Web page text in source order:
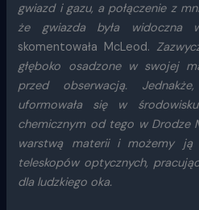
gwiazd i gazu, a połączenie z
że gwiazda była widoczna
skomentowała McLeod.
głęboko osadzone w swojej
przed obserwacją.
uformowała się w
chemicznym od tego w Drodze
warstwą materii i możemy ją
teleskopów optycznych,
dla ludzkiego oka.